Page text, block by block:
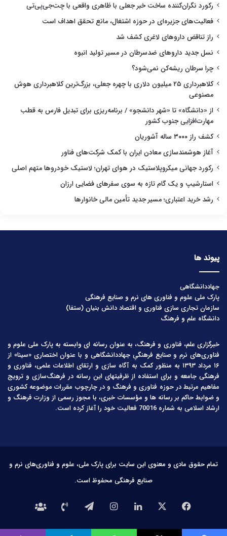
رکورد نگران‌کننده ساخت خبر جعلی با ظاهری واقعی با چت‌جی‌پی‌تی
فعالیت‌های جزیره‌ای در حوزه اشتغال، مانع تحقق اهداف است
راز تناقض داروهای لاغری کشف شد
نسل جدید داروهای ضدسرطان در مسیر تولید انبوه
چرا سرطان ریشه‌کن نمی‌شود؟
کلاهبرداری ۲۵ میلیون دلاری با چهره جعلی، بزرگ‌ترین کلاهبرداری هوش
مصنوعی
از «دانشگاه» تا «شهر دانشجو» / برنامه‌ریزی برای تبدیل فارس به قطب
مهارت‌افزایی جنوب کشور
کشف راز ۳۰۰۰ ساله آشوریان
آغاز هوشمندسازی معادن ایران با کمک شرکت‌های فناور
رکورد جهانی میکروپلاستیک در هوای تهران؛ لاستیک خودروها متهم اصلی
استارشیپ و یک گام تازه به سوی سفرهای فضایی ارزان
رشد خرید اعتباری؛ مسیر جدید تأمین مالی خانوارها
پیوند ها
جهاددانشگاهی
پارک ملی علوم و فناوری های نرم و صنایع فرهنگی
سازمان تجاری سازی فناوری و اقتصاد دانش بنیان (ستفا)
دانشگاه علم و فرهنگ
خبرگزاری علم، فناوری و فرهنگ، به عنوان رسانه ای وابسته به پارک ملی علوم و
فناوری‌های نرم و صنایع فرهنگیِ جهاددانشگاهی و با عنوان اختصاری «سینا» از
۱۶ مرداد ۱۳۹۳ به منظور کمک به آگاه سازی و ارتقای اطلاعات علمی، فناوری و
فرهنگی جامعه و برای استفاده از ظرفیتهای این رسانه در فرهنگ‌سازی و ترویج
مفاهیم مرتبط در حوزه فناوری و فرهنگ و در چارچوب مقررات موضوعه کشوری
و ضوابط حاکم بر رسانه ها و مؤسسات خبری، با مجوز رسمی از وزارت فرهنگ و
ارشاد اسلامی به شماره 70016 فعالیت خود را آغاز کرده است.
تمام حقوق مادی و معنوی این سایت برای پارک ملی، علوم و فناوری‌های نرم و
صنایع فرهنگی محفوظ است.
فیس
بوک
لینکدیناینستاگرامتلگرامتماس
با
درباره
ما